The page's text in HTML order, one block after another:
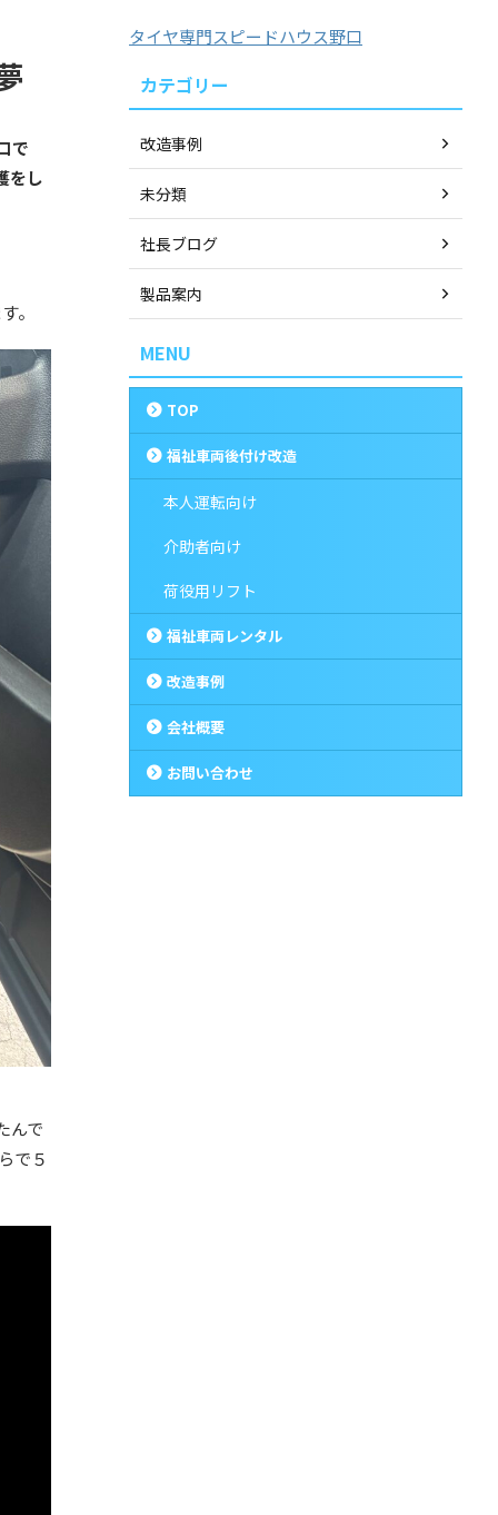
で
をし
。
んで
で５
タイヤ専門スピードハウス野口
カテゴリー
改造事例
未分類
社長ブログ
製品案内
MENU
TOP
福祉車両後付け改造
本人運転向け
介助者向け
荷役用リフト
福祉車両レンタル
改造事例
会社概要
お問い合わせ